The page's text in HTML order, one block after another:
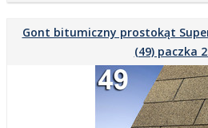
Gont bitumiczny prostokąt
(49) paczka